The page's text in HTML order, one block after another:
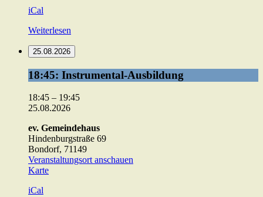
iCal
Weiterlesen
25.08.2026
18:45:
Instrumental-
Ausbildung
18:45: Instrumental-Ausbildung
18:45 – 19:45
25.08.2026
ev. Gemeindehaus
Hindenburgstraße 69
Bondorf, 71149
Veranstaltungsort anschauen
Karteev.
iCal